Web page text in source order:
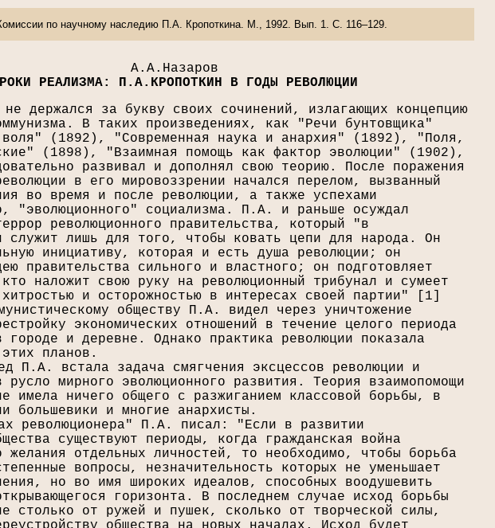
по научному наследию П.А. Кропоткина. М., 1992. Вып. 1. С. 116–129.
А.А.Назаров
РЕАЛИЗМА: П.А.КРОПОТКИН В ГОДЫ РЕВОЛЮЦИИ
держался за букву своих сочинений, излагающих концепцию
В таких произведениях, как "Речи бунтовщика"
(1892), "Современная наука и анархия" (1892), "Поля,
(1898), "Взаимная помощь как фактор эволюции" (1902),
развивал и дополнял свою теорию. После поражения
в его мировоззрении начался перелом, вызванный
во время и после революции, а также успехами
"эволюционного" социализма. П.А. и раньше осуждал
революционного правительства, который "в
служит лишь для того, чтобы ковать цепи для народа. Он
инициативу, которая и есть душа революции; он
правительства сильного и властного; он подготовляет
наложит свою руку на революционный трибунал и сумеет
и осторожностью в интересах своей партии" [ 1
обществу П.А. видел через уничтожение
экономических отношений в течение целого периода
городе и деревне. Однако практика революции показала
планов.
П.А. встала задача смягчения эксцессов революции и
русло мирного эволюционного развития. Теория взаимопомощи
имела ничего общего с разжиганием классовой борьбы, в
большевики и многие анархисты.
революционера" П.А. писал: "Если в развитии
существуют периоды, когда гражданская война
желания отдельных личностей, то необходимо, чтобы борьба
вопросы, незначительность которых не уменьшает
но во имя широких идеалов, способных воодушевить
горизонта. В последнем случае исход борьбы
столько от ружей и пушек, сколько от творческой силы,